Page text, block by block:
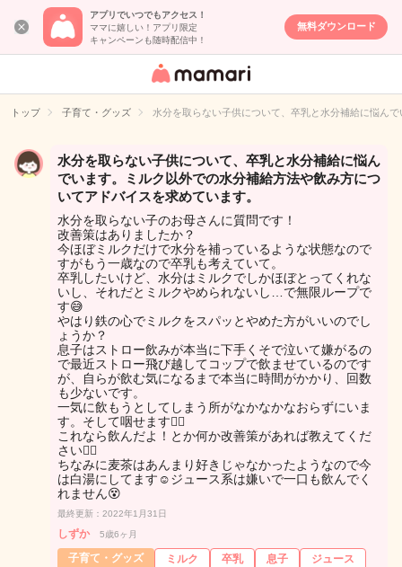
アプリでいつでもアクセス！
ママに嬉しい！アプリ限定
キャンペーンも随時配信中！
無料ダウンロード
女性専用匿名QA
イト
トップ 子育て・グッズ 水分を取らない子供について、卒乳と水分補給に悩ん
水分を取らない子供について、卒乳と水分補給に悩ん
でいます。ミルク以外での水分補給方法や飲み方につ
いてアドバイスを求めています。
水分を取らない子のお母さんに質問です！
改善策はありましたか？
今ほぼミルクだけで水分を補っているような状態なので
すがもう一歳なので卒乳も考えていて。
卒乳したいけど、水分はミルクでしかほぼとってくれな
いし、それだとミルクやめられないし…で無限ループで
す😅
やはり鉄の心でミルクをスパッとやめた方がいいのでし
ょうか？
息子はストロー飲みが本当に下手くそで泣いて嫌がるの
で最近ストロー飛び越してコップで飲ませているのです
が、自らが飲む気になるまで本当に時間がかかり、回数
も少ないです。
一気に飲もうとしてしまう所がなかなかなおらずにいま
す。そして咽せます😵‍💫
これなら飲んだよ！とか何か改善策があれば教えてくだ
さい🙇‍♀️
ちなみに麦茶はあんまり好きじゃなかったようなので今
は白湯にしてます☺️ジュース系は嫌いで一口も飲んでく
れません😵
最終更新：2022年1月31日
しずか 5歳6ヶ月
子育て・グッズ ミルク 卒乳 息子
ジュース